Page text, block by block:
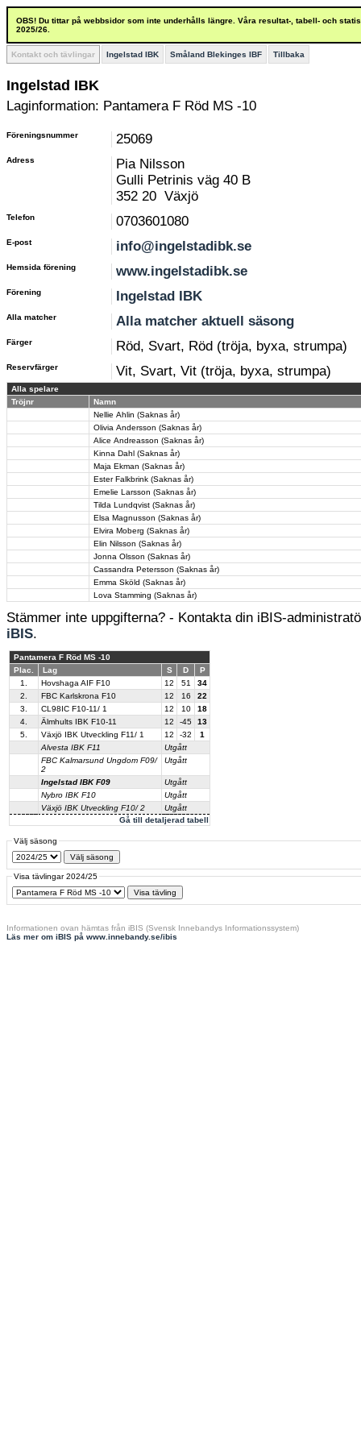
OBS! Du tittar på webbsidor som inte underhålls längre. Våra resultat-, tabell- och
2025/26.
Kontakt och tävlingar Ingelstad IBK Småland Blekinges IBF Tillbaka
Ingelstad IBK
Laginformation: Pantamera F Röd MS -10
Föreningsnummer 25069
Adress
Pia Nilsson
Gulli Petrinis väg 40 B
352 20 Växjö
Telefon 0703601080
E-post info@ingelstadibk.se
Hemsida förening www.ingelstadibk.se
Förening Ingelstad IBK
Alla matcher Alla matcher aktuell säsong
Färger Röd, Svart, Röd (tröja, byxa, strumpa)
Reservfärger Vit, Svart, Vit (tröja, byxa, strumpa)
Alla spelare
Tröjnr
Namn
Nellie Ahlin (Saknas år)
Olivia Andersson (Saknas år)
Alice Andreasson (Saknas år)
Kinna Dahl (Saknas år)
Maja Ekman (Saknas år)
Ester Falkbrink (Saknas år)
Emelie Larsson (Saknas år)
Tilda Lundqvist (Saknas år)
Elsa Magnusson (Saknas år)
Elvira Moberg (Saknas år)
Elin Nilsson (Saknas år)
Jonna Olsson (Saknas år)
Cassandra Petersson (Saknas år)
Emma Sköld (Saknas år)
Lova Stamming (Saknas år)
Stämmer inte uppgifterna? - Kontakta din iBIS-
iBIS.
Pantamera F Röd MS -10
Plac.
Lag S D P
Gå till detaljerad tabell
1. Hovshaga AIF F10 12 51
34
2.
FBC Karlskrona F10 12 16
22
3.
CL98IC F10-11/ 1 12 10
18
4.
Älmhults IBK F10-11 12 -45
13
5.
Växjö IBK Utveckling F11/ 1 12 -32
1
Alvesta IBK F11
Utgått
FBC Kalmarsund Ungdom F09/
2
Utgått
Ingelstad IBK F09
Utgått
Nybro IBK F10
Utgått
Växjö IBK Utveckling F10/ 2
Utgått
Välj säsong
Visa tävlingar 2024/25
Informationen ovan hämtas från iBIS (Svensk Innebandys Informationssystem)
Läs mer om iBIS på www.innebandy.se/ibis